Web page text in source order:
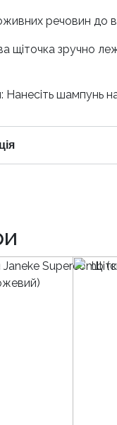
речовин до
щіточка зручно
Нанесіть шампунь